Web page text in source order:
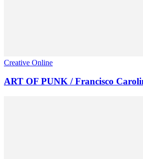
Creative Online
ART OF PUNK / Francisco